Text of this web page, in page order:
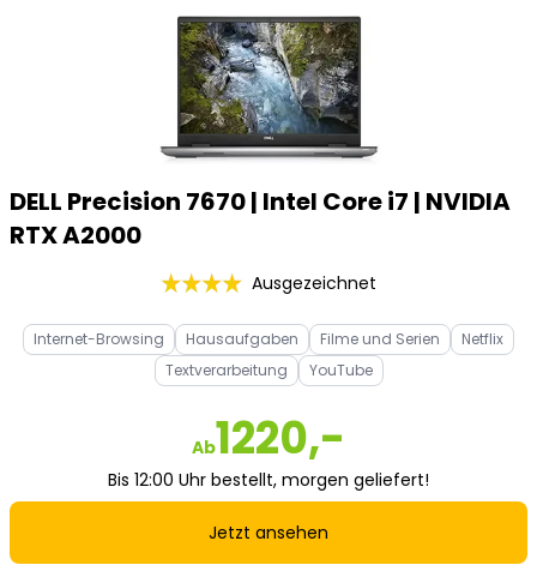
DELL Precision 7670 | Intel Core i7 | NVIDIA
RTX A2000
Ausgezeichnet
Internet-Browsing Hausaufgaben Filme und Serien
Netflix
Textverarbeitung
YouTube
Ab1220,-
Bis 12:00 Uhr bestellt, morgen geliefert!
Jetzt ansehen